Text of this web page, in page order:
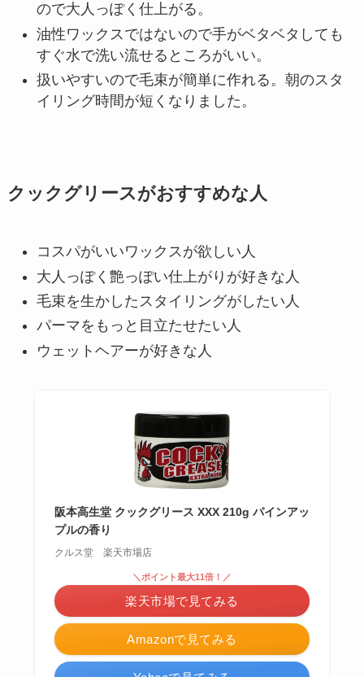
ので大人っぽく仕上がる。
油性ワックスではないので手がベタベタしても
すぐ水で洗い流せるところがいい。
扱いやすいので毛束が簡単に作れる。朝のスタ
イリング時間が短くなりました。
クックグリースがおすすめな人
コスパがいいワックスが欲しい人
大人っぽく艶っぽい仕上がりが好きな人
毛束を生かしたスタイリングがしたい人
パーマをもっと目立たせたい人
ウェットヘアーが好きな人
阪本高生堂 クックグリース XXX 210g パインアッ
プルの香り
クルス堂 楽天市場店
Amazonで見てみる
＼ポイント最大11倍！／
楽天市場で見てみる